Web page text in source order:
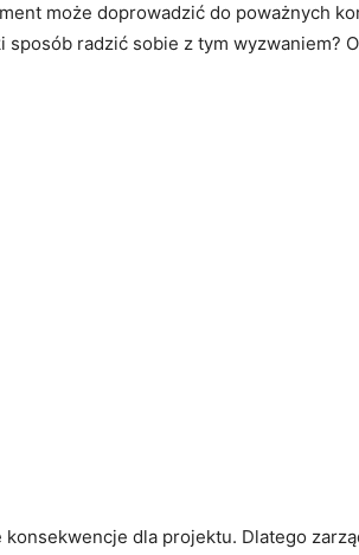
może⁢ doprowadzić ‍do poważnych
radzić sobie z tym wyzwaniem?
dla projektu. Dlatego